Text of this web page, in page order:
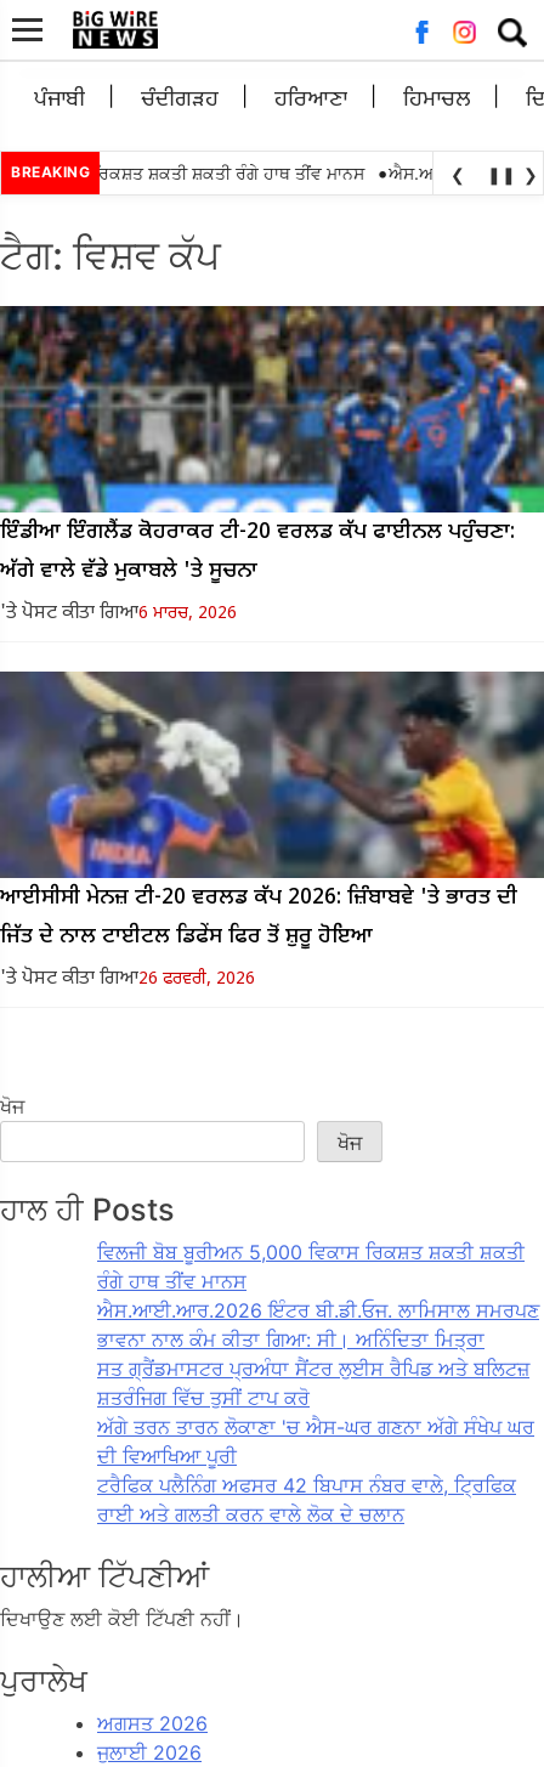
ਲਈ
ਖੋਜ:
ਪੰਜਾਬੀ ਚੰਦੀਗੜਹ ਹਰਿਆਣਾ ਹਿਮਾਚਲ
BREAKING
ਵਿਕਾਸ ਰਿਕਸ਼ਤ ਸ਼ਕਤੀ ਸ਼ਕਤੀ ਰੰਗੇ ਹਾਥ ਤੀਂਵ ਮਾਨਸ • ਐਸ.ਆਈ.ਆਰ.2026 ਇੰਟਰ
❮ ❚❚ ❯
ਟੈਗ:ਵਿਸ਼ਵ ਕੱਪ
ਇੰਡੀਆ ਇੰਗਲੈਂਡ ਕੋਹਰਾਕਰ ਟੀ-20 ਵਰਲਡ ਕੱਪ ਫਾਈਨਲ ਪਹੁੰਚਣਾ:
ਅੱਗੇ ਵਾਲੇ ਵੱਡੇ ਮੁਕਾਬਲੇ 'ਤੇ ਸੂਚਨਾ
'ਤੇ ਪੋਸਟ ਕੀਤਾ ਗਿਆ6 ਮਾਰਚ, 2026
ਆਈਸੀਸੀ ਮੇਨਜ਼ ਟੀ-20 ਵਰਲਡ ਕੱਪ 2026: ਜ਼ਿੰਬਾਬਵੇ 'ਤੇ ਭਾਰਤ ਦੀ
ਜਿੱਤ ਦੇ ਨਾਲ ਟਾਈਟਲ ਡਿਫੇਂਸ ਫਿਰ ਤੋਂ ਸ਼ੁਰੂ ਹੋਇਆ
'ਤੇ ਪੋਸਟ ਕੀਤਾ ਗਿਆ26 ਫਰਵਰੀ, 2026
ਖੋਜ
ਖੋਜ
ਹਾਲ ਹੀ Posts
ਵਿਲਜੀ ਬੋਬ ਬੂਰੀਅਨ 5,000 ਵਿਕਾਸ ਰਿਕਸ਼ਤ ਸ਼ਕਤੀ ਸ਼ਕਤੀ
ਰੰਗੇ ਹਾਥ ਤੀਂਵ ਮਾਨਸ
ਐਸ.ਆਈ.ਆਰ.2026 ਇੰਟਰ ਬੀ.ਡੀ.ਓਜ. ਲਾਮਿਸਾਲ ਸਮਰਪਣ
ਭਾਵਨਾ ਨਾਲ ਕੰਮ ਕੀਤਾ ਗਿਆ: ਸੀ। ਅਨਿੰਦਿਤਾ ਮਿਤ੍ਰਾ
ਸਤ ਗ੍ਰੈਂਡਮਾਸਟਰ ਪ੍ਰਅੰਧਾ ਸੈਂਟਰ ਲੁਈਸ ਰੈਪਿਡ ਅਤੇ ਬਲਿਟਜ਼
ਸ਼ਤਰੰਜਿਗ ਵਿੱਚ ਤੁਸੀਂ ਟਾਪ ਕਰੋ
ਅੱਗੇ ਤਰਨ ਤਾਰਨ ਲੋਕਾਣਾ 'ਚ ਐਸ-ਘਰ ਗਣਨਾ ਅੱਗੇ ਸੰਖੇਪ ਘਰ
ਦੀ ਵਿਆਖਿਆ ਪੂਰੀ
ਟਰੈਫਿਕ ਪਲੈਨਿੰਗ ਅਫਸਰ 42 ਬਿਪਾਸ ਨੰਬਰ ਵਾਲੇ, ਟ੍ਰਿਫਿਕ
ਰਾਈ ਅਤੇ ਗਲਤੀ ਕਰਨ ਵਾਲੇ ਲੋਕ ਦੇ ਚਲਾਨ
ਹਾਲੀਆ ਟਿੱਪਣੀਆਂ
ਦਿਖਾਉਣ ਲਈ ਕੋਈ ਟਿੱਪਣੀ ਨਹੀਂ।
ਪੁਰਾਲੇਖ
ਅਗਸਤ 2026
ਜੁਲਾਈ 2026